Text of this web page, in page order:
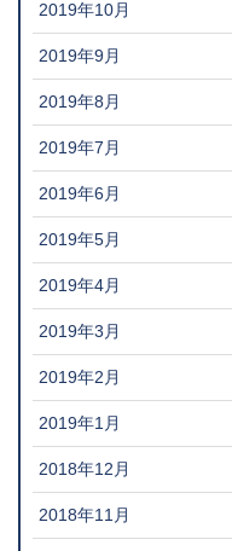
2019年10月
2019年9月
2019年8月
2019年7月
2019年6月
2019年5月
2019年4月
2019年3月
2019年2月
2019年1月
2018年12月
2018年11月